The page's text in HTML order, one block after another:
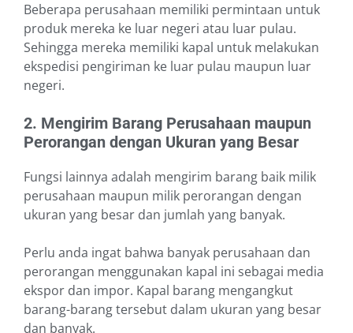
Beberapa perusahaan memiliki permintaan untuk
produk mereka ke luar negeri atau luar pulau.
Sehingga mereka memiliki kapal untuk melakukan
ekspedisi pengiriman ke luar pulau maupun luar
negeri.
2. Mengirim Barang Perusahaan maupun
Perorangan dengan Ukuran yang Besar
Fungsi lainnya adalah mengirim barang baik milik
perusahaan maupun milik perorangan dengan
ukuran yang besar dan jumlah yang banyak.
Perlu anda ingat bahwa banyak perusahaan dan
perorangan menggunakan kapal ini sebagai media
ekspor dan impor. Kapal barang mengangkut
barang-barang tersebut dalam ukuran yang besar
dan banyak.